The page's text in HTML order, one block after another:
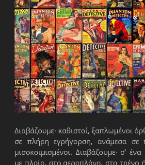
Διαβάζουμε· καθιστοί, ξαπλωμένοι
σε πλήρη εγρήγορση, ανάμεσα σε
μισοκοιμισμένοι. Διαβάζουμε· σ’
με πλοίο, στο αεροπλάνο, στο τρένο